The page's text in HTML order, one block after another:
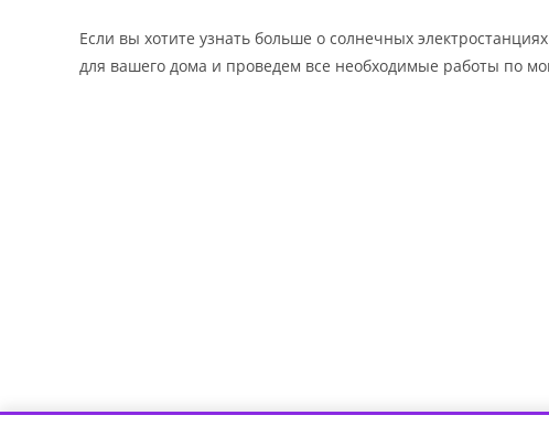
Если вы хотите узнать больше о солнечных
для вашего дома и проведем все необходимые работы по